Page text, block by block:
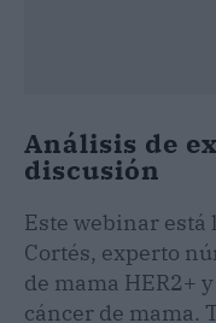
Análisis de
discusión
Este webinar está
Cortés, experto
de mama HER2+
cáncer de mama.